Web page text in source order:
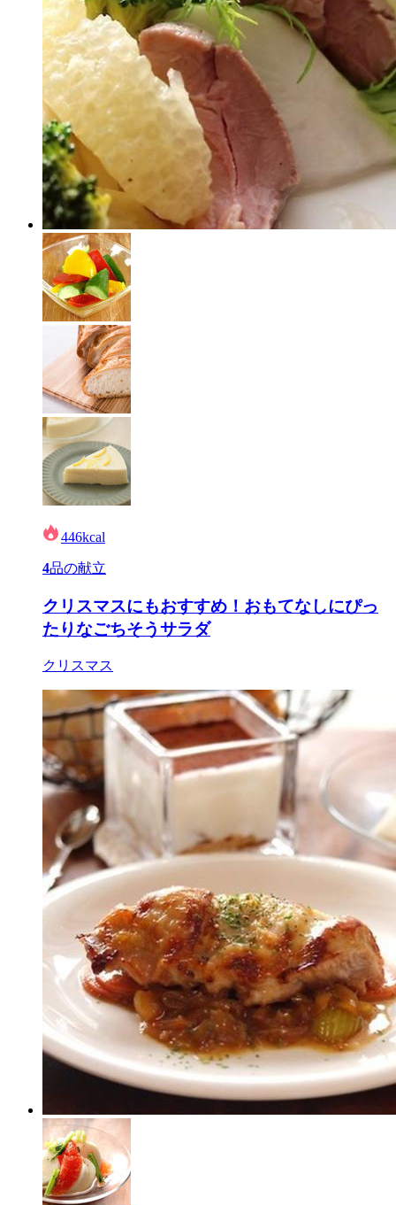
446kcal
4品の献立
クリスマスにもおすすめ！おもてなしにぴっ
たりなごちそうサラダ
クリスマス